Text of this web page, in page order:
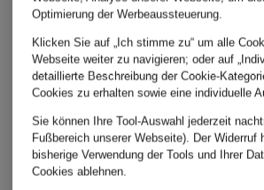
Zertifiziert
adidas
2-in-1-
Optimierung der Werbeaussteuerung.
Klicken Sie auf „Ich stimme zu“ um alle
Webseite weiter zu navigieren; oder auf
detaillierte Beschreibung der Cookie-
Cookies zu erhalten sowie eine individuelle
Sie können Ihre Tool-Auswahl jederzeit
Fußbereich unserer Webseite). Der
bisherige Verwendung der Tools und Ihrer
Cookies ablehnen.